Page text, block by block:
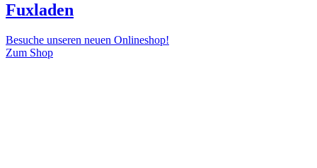
Fuxladen
Besuche unseren neuen Onlineshop!
Zum Shop